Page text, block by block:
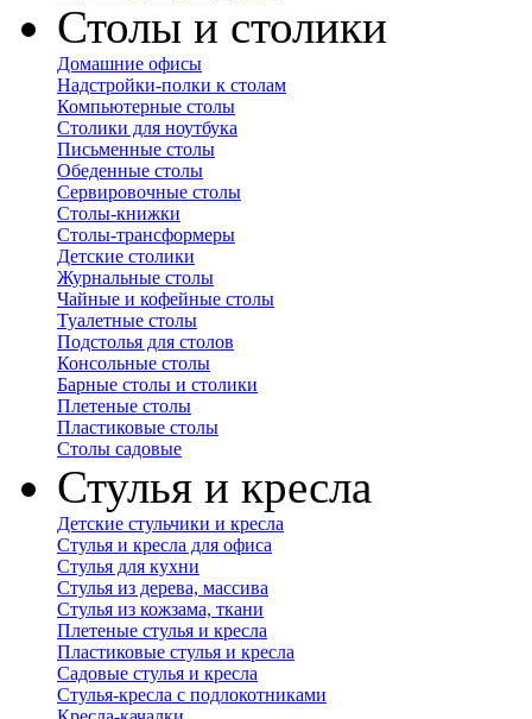
Столы и столики
Домашние офисы
Надстройки-полки к столам
Компьютерные столы
Столики для ноутбука
Письменные столы
Обеденные столы
Сервировочные столы
Столы-книжки
Столы-трансформеры
Детские столики
Журнальные столы
Чайные и кофейные столы
Туалетные столы
Подстолья для столов
Консольные столы
Барные столы и столики
Плетеные столы
Пластиковые столы
Столы садовые
Стулья и кресла
Детские стульчики и кресла
Стулья и кресла для офиса
Стулья для кухни
Стулья из дерева, массива
Стулья из кожзама, ткани
Плетеные стулья и кресла
Пластиковые стулья и кресла
Садовые стулья и кресла
Стулья-кресла с подлокотниками